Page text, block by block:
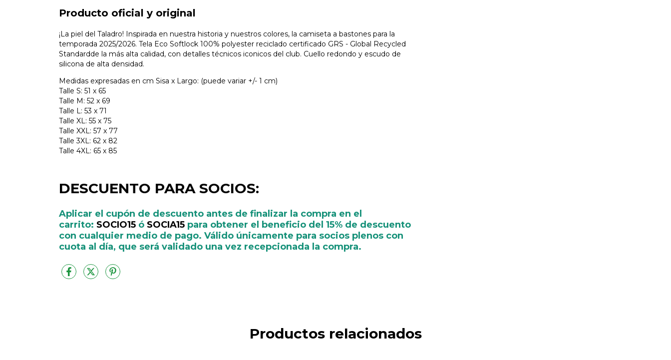
Producto oficial y original
¡La piel del Taladro! Inspirada en nuestra historia y nuestros colores, la camiseta a bastones para la
temporada 2025/2026. Tela Eco Softlock 100% polyester reciclado certificado GRS - Global Recycled
Standardde la más alta calidad, con detalles técnicos iconicos del club. Cuello redondo y escudo de
silicona de alta densidad.
Medidas expresadas en cm Sisa x Largo: (puede variar +/- 1 cm)
Talle S: 51 x 65
Talle M: 52 x 69
Talle L: 53 x 71
Talle XL: 55 x 75
Talle XXL: 57 x 77
Talle 3XL: 62 x 82
Talle 4XL: 65 x 85
DESCUENTO PARA SOCIOS:
Aplicar el cupón de descuento antes de finalizar la compra en el
carrito: SOCIO15 ó SOCIA15 para obtener el beneficio del 15% de descuento
con cualquier medio de pago. Válido únicamente para socios plenos con
cuota al día, que será validado una vez recepcionada la compra.
Productos relacionados